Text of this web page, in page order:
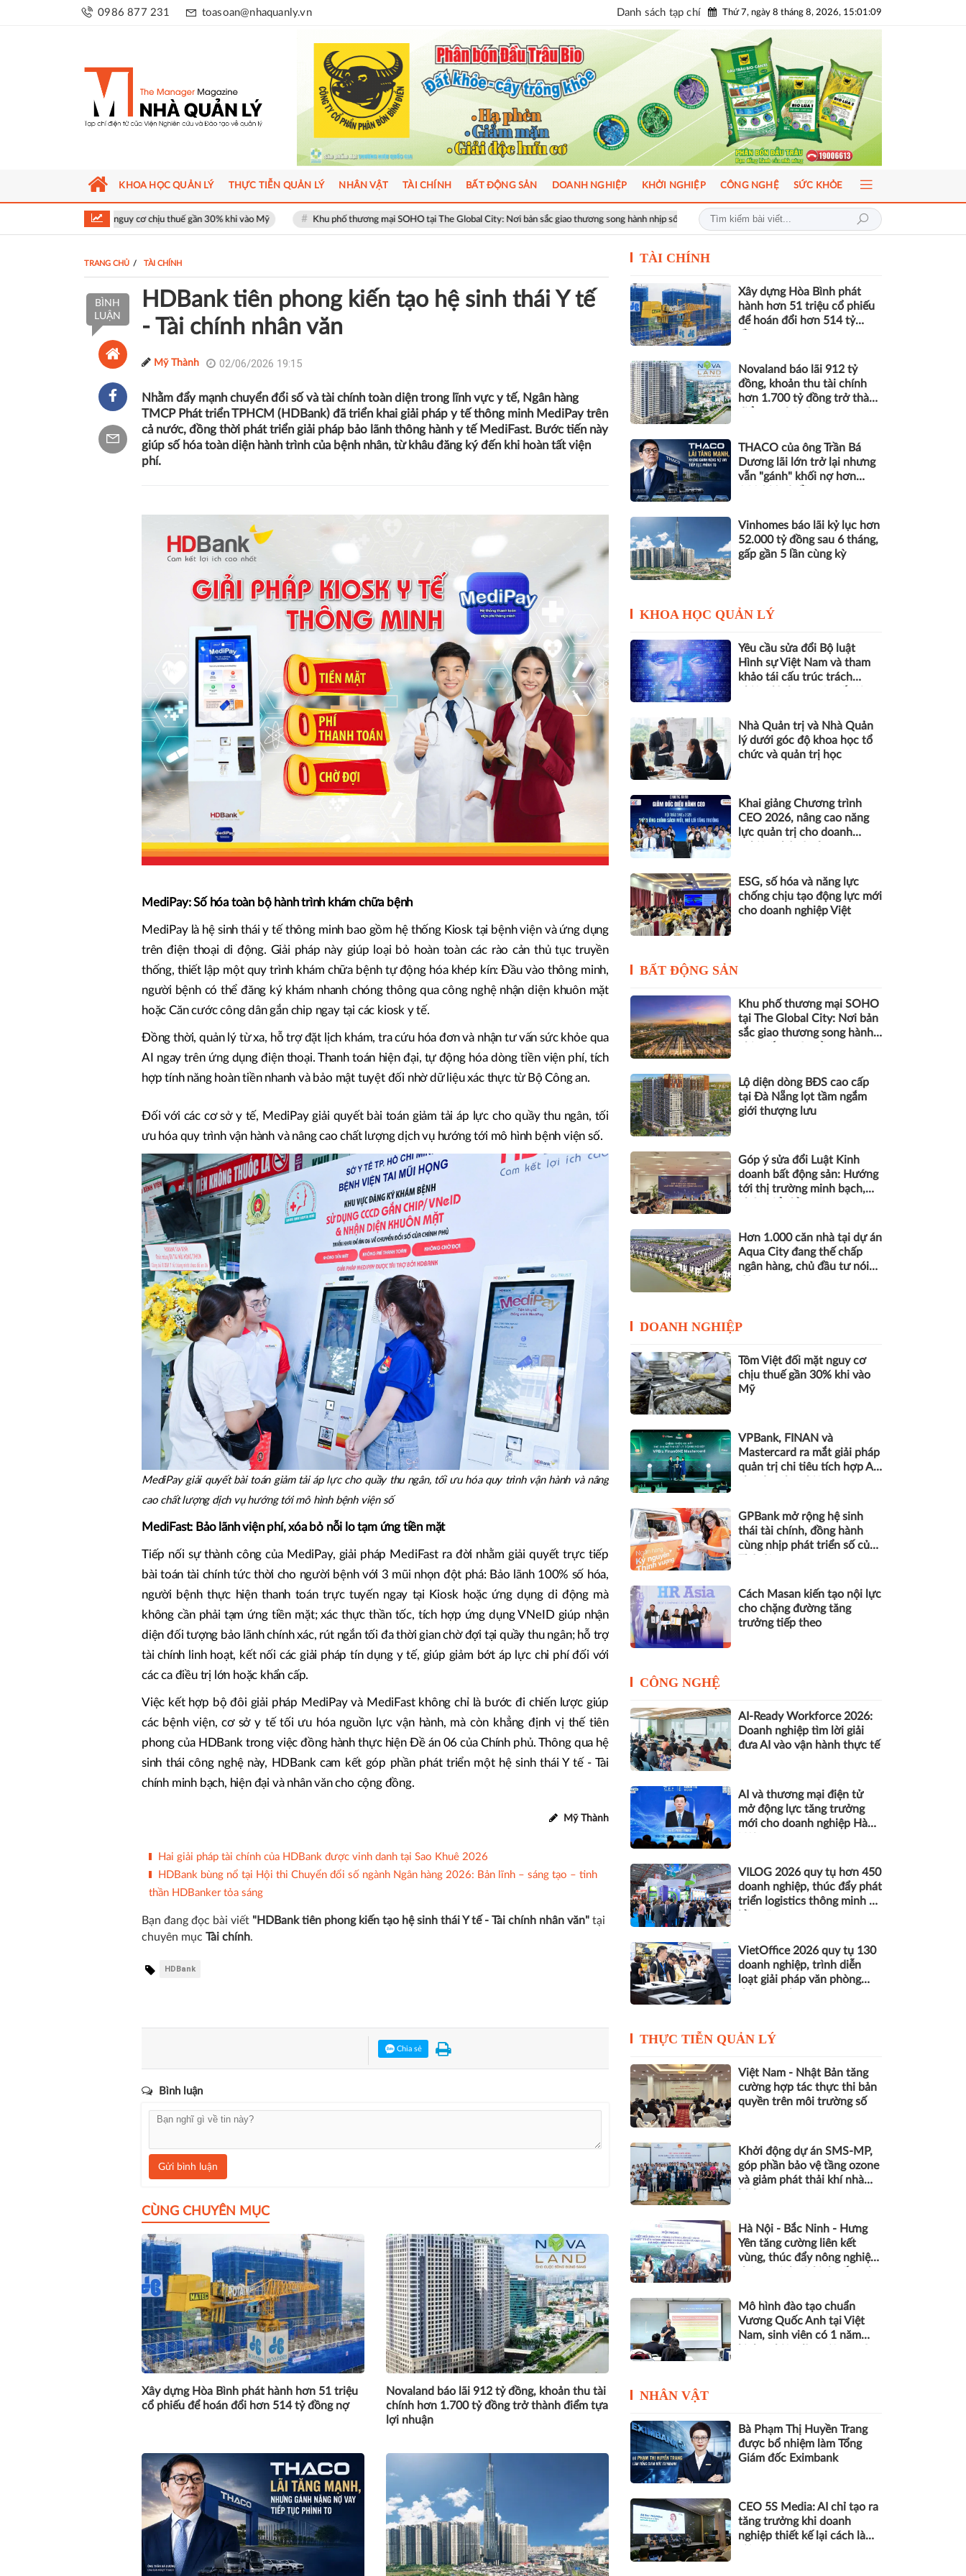
0986 877 231 toasoan@nhaquanly.vn Danh sách tạp chí Thứ 7, ngày 8 tháng 8, 2026, 15:01:11
mặt nguy cơ chịu thuế gần 30% khi vào Mỹ Khu phố thương mại SOHO tại The Global City: Nơi bản sắc giao thương song hành nhịp sống toàn cầu ICFM 2026: Đột phá mới trong phát triển Y học bào thai và Di truyền
KHOA HỌC QUẢN LÝ THỰC TIỄN QUẢN LÝ NHÂN VẬT TÀI CHÍNH BẤT ĐỘNG SẢN DOANH NGHIỆP KHỞI NGHIỆP CÔNG NGHỆ SỨC KHỎE
TRANG CHỦ TÀI CHÍNH
BÌNH
LUẬN
HDBank tiên phong kiến tạo hệ sinh thái Y tế
- Tài chính nhân văn
Mỹ Thành 02/06/2026 19:15
Nhằm đẩy mạnh chuyển đổi số và tài chính toàn diện trong lĩnh vực y tế, Ngân hàng
TMCP Phát triển TPHCM (HDBank) đã triển khai giải pháp y tế thông minh MediPay trên
cả nước, đồng thời phát triển giải pháp bảo lãnh thông hành y tế MediFast. Bước tiến này
giúp số hóa toàn diện hành trình của bệnh nhân, từ khâu đăng ký đến khi hoàn tất viện
phí.
MediPay: Số hóa toàn bộ hành trình khám chữa bệnh
MediPay là hệ sinh thái y tế thông minh bao gồm hệ thống Kiosk tại bệnh viện và ứng dụng
trên điện thoại di động. Giải pháp này giúp loại bỏ hoàn toàn các rào cản thủ tục truyền
thống, thiết lập một quy trình khám chữa bệnh tự động hóa khép kín: Đầu vào thông minh,
người bệnh có thể đăng ký khám nhanh chóng thông qua công nghệ nhận diện khuôn mặt
hoặc Căn cước công dân gắn chip ngay tại các kiosk y tế.
Đồng thời, quản lý từ xa, hỗ trợ đặt lịch khám, tra cứu hóa đơn và nhận tư vấn sức khỏe qua
AI ngay trên ứng dụng điện thoại. Thanh toán hiện đại, tự động hóa dòng tiền viện phí, tích
hợp tính năng hoàn tiền nhanh và bảo mật tuyệt đối nhờ dữ liệu xác thực từ Bộ Công an.
Đối với các cơ sở y tế, MediPay giải quyết bài toán giảm tải áp lực cho quầy thu ngân, tối
ưu hóa quy trình vận hành và nâng cao chất lượng dịch vụ hướng tới mô hình bệnh viện số.
MediPay giải quyết bài toán giảm tải áp lực cho quầy thu ngân, tối ưu hóa quy trình vận hành và nâng
cao chất lượng dịch vụ hướng tới mô hình bệnh viện số
MediFast: Bảo lãnh viện phí, xóa bỏ nỗi lo tạm ứng tiền mặt
Tiếp nối sự thành công của MediPay, giải pháp MediFast ra đời nhằm giải quyết trực tiếp
bài toán tài chính tức thời cho người bệnh với 3 mũi nhọn đột phá: Bảo lãnh 100% số hóa,
người bệnh thực hiện thanh toán trực tuyến ngay tại Kiosk hoặc ứng dụng di động mà
không cần phải tạm ứng tiền mặt; xác thực thần tốc, tích hợp ứng dụng VNeID giúp nhận
diện đối tượng bảo lãnh chính xác, rút ngắn tối đa thời gian chờ đợi tại quầy thu ngân; hỗ trợ
tài chính linh hoạt, kết nối các giải pháp tín dụng y tế, giúp giảm bớt áp lực chi phí đối với
các ca điều trị lớn hoặc khẩn cấp.
Việc kết hợp bộ đôi giải pháp MediPay và MediFast không chỉ là bước đi chiến lược giúp
các bệnh viện, cơ sở y tế tối ưu hóa nguồn lực vận hành, mà còn khẳng định vị thế tiên
phong của HDBank trong việc đồng hành thực hiện Đề án 06 của Chính phủ. Thông qua hệ
sinh thái công nghệ này, HDBank cam kết góp phần phát triển một hệ sinh thái Y tế - Tài
chính minh bạch, hiện đại và nhân văn cho cộng đồng.
Mỹ Thành
Hai giải pháp tài chính của HDBank được vinh danh tại Sao Khuê 2026
HDBank bùng nổ tại Hội thi Chuyển đổi số ngành Ngân hàng 2026: Bản lĩnh – sáng tạo – tinh
thần HDBanker tỏa sáng
Bạn đang đọc bài viết "HDBank tiên phong kiến tạo hệ sinh thái Y tế - Tài chính nhân văn" tại
chuyên mục Tài chính.
HDBank
Chia sẻ
Bình luận
Gửi bình luận
CÙNG CHUYÊN MỤC
Xây dựng Hòa Bình phát hành hơn 51 triệu
cổ phiếu để hoán đổi hơn 514 tỷ đồng nợ
Novaland báo lãi 912 tỷ đồng, khoản thu tài
chính hơn 1.700 tỷ đồng trở thành điểm tựa
lợi nhuận
TÀI CHÍNH
Xây dựng Hòa Bình phát
hành hơn 51 triệu cổ phiếu
để hoán đổi hơn 514 tỷ
Novaland báo lãi 912 tỷ
đồng, khoản thu tài chính
hơn 1.700 tỷ đồng trở thành
THACO của ông Trần Bá
Dương lãi lớn trở lại nhưng
vẫn "gánh" khối nợ hơn
Vinhomes báo lãi kỷ lục hơn
52.000 tỷ đồng sau 6 tháng,
gấp gần 5 lần cùng kỳ
KHOA HỌC QUẢN LÝ
Yêu cầu sửa đổi Bộ luật
Hình sự Việt Nam và tham
khảo tái cấu trúc trách
nhân tạo
Nhà Quản trị và Nhà Quản
lý dưới góc độ khoa học tổ
chức và quản trị học
Khai giảng Chương trình
CEO 2026, nâng cao năng
lực quản trị cho doanh
ESG, số hóa và năng lực
chống chịu tạo động lực mới
cho doanh nghiệp Việt
BẤT ĐỘNG SẢN
Khu phố thương mại SOHO
tại The Global City: Nơi bản
sắc giao thương song hành
Lộ diện dòng BĐS cao cấp
tại Đà Nẵng lọt tầm ngắm
giới thượng lưu
Góp ý sửa đổi Luật Kinh
doanh bất động sản: Hướng
tới thị trường minh bạch,
Hơn 1.000 căn nhà tại dự án
Aqua City đang thế chấp
ngân hàng, chủ đầu tư nói
DOANH NGHIỆP
Tôm Việt đối mặt nguy cơ
chịu thuế gần 30% khi vào
Mỹ
VPBank, FINAN và
Mastercard ra mắt giải pháp
quản trị chi tiêu tích hợp AI
GPBank mở rộng hệ sinh
thái tài chính, đồng hành
cùng nhịp phát triển số của
Cách Masan kiến tạo nội lực
cho chặng đường tăng
trưởng tiếp theo
CÔNG NGHỆ
AI-Ready Workforce 2026:
Doanh nghiệp tìm lời giải
đưa AI vào vận hành thực tế
AI và thương mại điện tử
mở động lực tăng trưởng
mới cho doanh nghiệp Hà
VILOG 2026 quy tụ hơn 450
doanh nghiệp, thúc đẩy phát
triển logistics thông minh và
VietOffice 2026 quy tụ 130
doanh nghiệp, trình diễn
loạt giải pháp văn phòng
THỰC TIỄN QUẢN LÝ
Việt Nam - Nhật Bản tăng
cường hợp tác thực thi bản
quyền trên môi trường số
Khởi động dự án SMS-MP,
góp phần bảo vệ tầng ozone
và giảm phát thải khí nhà
Hà Nội - Bắc Ninh - Hưng
Yên tăng cường liên kết
vùng, thúc đẩy nông nghiệp
Mô hình đào tạo chuẩn
Vương Quốc Anh tại Việt
Nam, sinh viên có 1 năm
NHÂN VẬT
Bà Phạm Thị Huyền Trang
được bổ nhiệm làm Tổng
Giám đốc Eximbank
CEO 5S Media: AI chỉ tạo ra
tăng trưởng khi doanh
nghiệp thiết kế lại cách làm